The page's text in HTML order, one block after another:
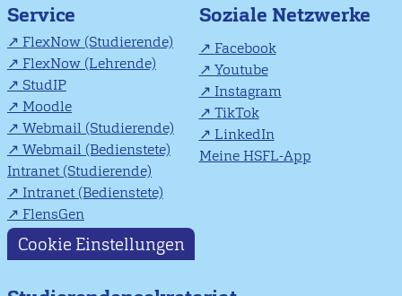
Service
FlexNow (Studierende)
FlexNow (Lehrende)
StudIP
Moodle
Webmail (Studierende)
Webmail (Bedienstete)
Intranet (Studierende)
Intranet (Bedienstete)
FlensGen
Soziale Netzwerke
Facebook
Youtube
Instagram
TikTok
LinkedIn
Meine HSFL-App
Cookie Einstellungen